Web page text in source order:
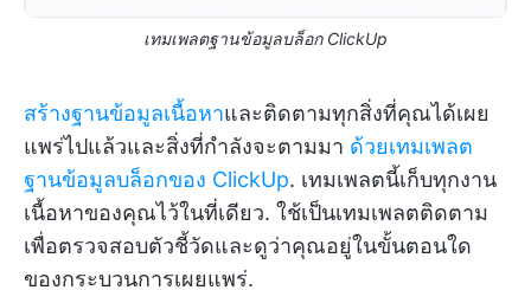
เทมเพลตฐานข้อมูลบล็อก ClickUp
สร้างฐานข้อมูลเนื้อหาและติดตามทุกสิ่งที่คุณได้เผย
แพร่ไปแล้วและสิ่งที่กำลังจะตามมา ด้วยเทมเพลต
ฐานข้อมูลบล็อกของ ClickUp. เทมเพลตนี้เก็บทุกงาน
เนื้อหาของคุณไว้ในที่เดียว. ใช้เป็นเทมเพลตติดตาม
เพื่อตรวจสอบตัวชี้วัดและดูว่าคุณอยู่ในขั้นตอนใด
ของกระบวนการเผยแพร่.